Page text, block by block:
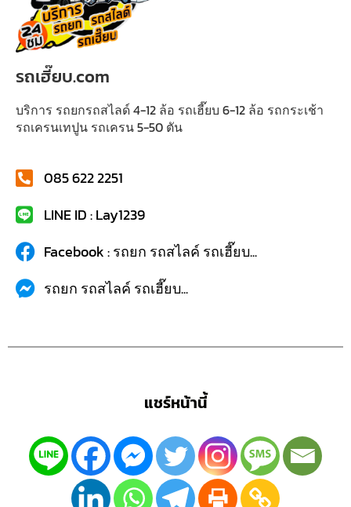
รถเฮี๊ยบ.com
บริการ รถยกรถสไลด์ 4-12 ล้อ รถเฮี๊ยบ 6-12 ล้อ รถกระเช้า
รถเครนเทปูน รถเครน 5-50 ตัน
085 622 2251
LINE ID : Lay1239
Facebook : รถยก รถสไลค์ รถเฮี๊ยบ...
รถยก รถสไลค์ รถเฮี๊ยบ...
แชร์หน้านี้